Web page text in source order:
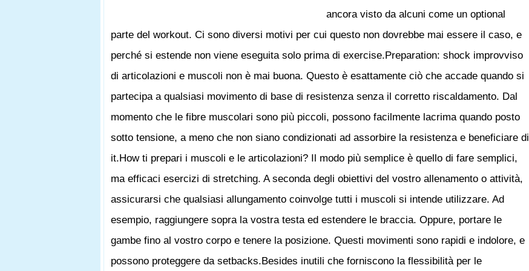
ancora visto da alcuni come un optional
parte del workout. Ci sono diversi motivi per cui questo non dovrebbe mai essere il caso, e
perché si estende non viene eseguita solo prima di exercise.Preparation: shock improvviso
di articolazioni e muscoli non è mai buona. Questo è esattamente ciò che accade quando si
partecipa a qualsiasi movimento di base di resistenza senza il corretto riscaldamento. Dal
momento che le fibre muscolari sono più piccoli, possono facilmente lacrima quando posto
sotto tensione, a meno che non siano condizionati ad assorbire la resistenza e beneficiare di
it.How ti prepari i muscoli e le articolazioni? Il modo più semplice è quello di fare semplici,
ma efficaci esercizi di stretching. A seconda degli obiettivi del vostro allenamento o attività,
assicurarsi che qualsiasi allungamento coinvolge tutti i muscoli si intende utilizzare. Ad
esempio, raggiungere sopra la vostra testa ed estendere le braccia. Oppure, portare le
gambe fino al vostro corpo e tenere la posizione. Questi movimenti sono rapidi e indolore, e
possono proteggere da setbacks.Besides inutili che forniscono la flessibilità per le